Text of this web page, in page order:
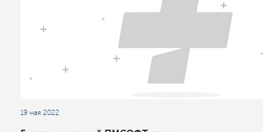
19 мая 2022